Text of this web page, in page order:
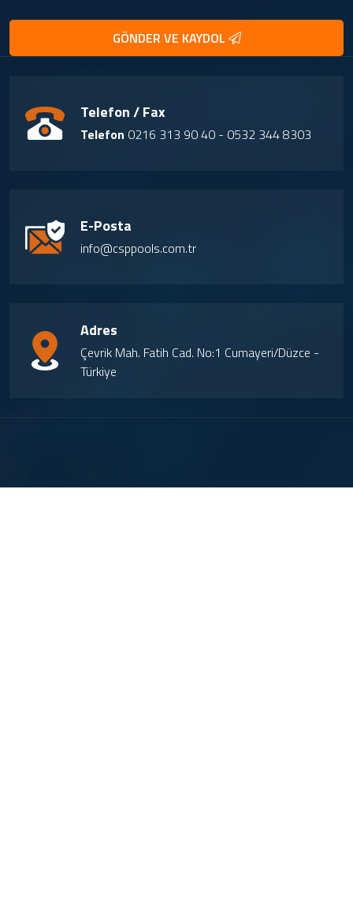
GÖNDER VE KAYDOL
Telefon / Fax
Telefon 0216 313 90 40 - 0532 344 8303
E-Posta
info@csppools.com.tr
Adres
Çevrik Mah. Fatih Cad. No:1 Cumayeri/Düzce -
Türkiye